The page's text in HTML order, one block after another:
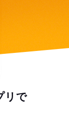
リで